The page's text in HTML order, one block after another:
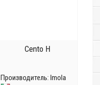
Cento H
Производитель: Imola